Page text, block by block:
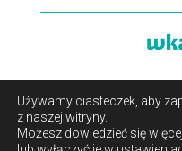
O portalu/Reklama/
/
Używamy ciasteczek, aby
z naszej witryny.
Możesz dowiedzieć się